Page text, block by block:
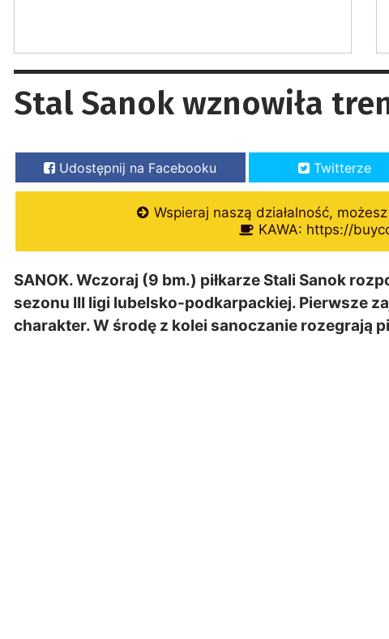
Stal Sanok wznowiła
Udostępnij na Facebooku Twitterze
Wspieraj naszą działalność,
KAWA: https://
SANOK. Wczoraj (9 bm.) piłkarze Stali Sanok
sezonu III ligi lubelsko-podkarpackiej. Pierwsze
charakter. W środę z kolei sanoczanie rozegrają